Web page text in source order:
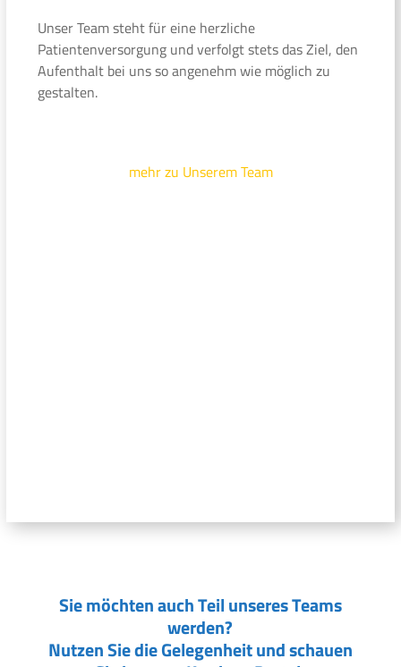
Unser Team steht für eine herzliche
Patientenversorgung und verfolgt stets das Ziel, den
Aufenthalt bei uns so angenehm wie möglich zu
gestalten.
mehr zu Unserem Team
Sie möchten auch Teil unseres Teams
werden?
Nutzen Sie die Gelegenheit und schauen